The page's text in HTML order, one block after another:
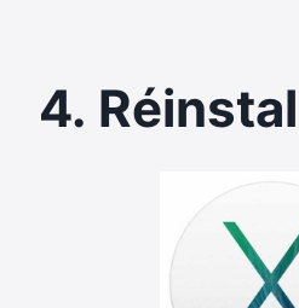
4.